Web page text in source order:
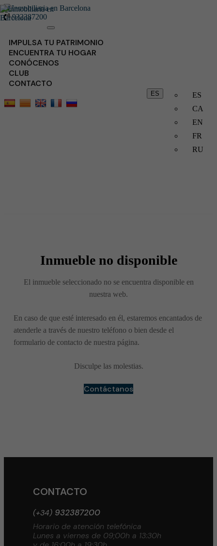
932387200
Toggle
navigation
IMPULSA TU PATRIMONIO
ENCUENTRA TU HOGAR
CONÓCENOS
CLUB
CONTACTO
ES
ES
CA
EN
FR
RU
Inmueble no disponible
El inmueble seleccionado no se encuentra disponible en
nuestra web.
En caso de que esté interesado en él, estaremos encantados de
atenderle a través de nuestro teléfono o bien desde el
formulario de contacto de nuestra página.
Disculpe las molestias.
Contáctanos
CONTACTO
(+34) 932387200
Horario de atención telefónica
Lunes a viernes de 09;00h a 13:30h